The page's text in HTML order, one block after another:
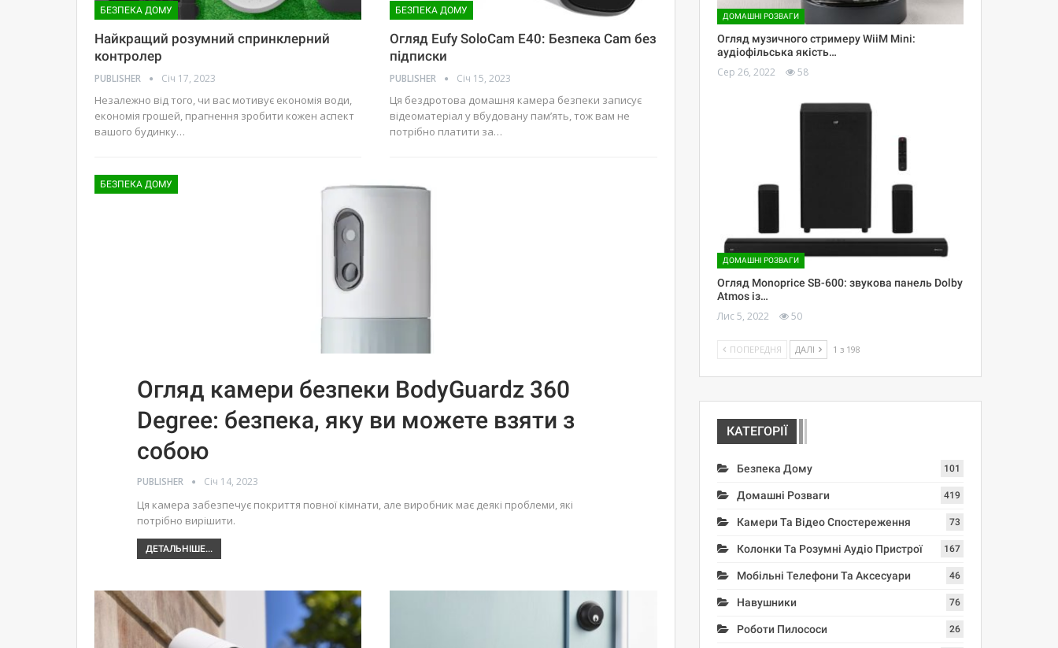
БЕЗПЕКА ДОМУ
Найкращий розумний спринклерний
контролер
PUBLISHER Січ 17, 2023
Незалежно від того, чи вас мотивує економія води,
економія грошей, прагнення зробити кожен аспект
вашого будинку…
БЕЗПЕКА ДОМУ
Огляд Eufy SoloCam E40: Безпека Cam без
підписки
PUBLISHER Січ 15, 2023
Ця бездротова домашня камера безпеки записує
відеоматеріал у вбудовану пам’ять, тож вам не
потрібно платити за…
БЕЗПЕКА ДОМУ
Огляд камери безпеки BodyGuardz 360
Degree: безпека, яку ви можете взяти з
собою
PUBLISHER Січ 14, 2023
Ця камера забезпечує покриття повної кімнати, але виробник має деякі проблеми, які
потрібно вирішити.
ДЕТАЛЬНІШЕ...
ДОМАШНІ РОЗВАГИ
Огляд музичного стримеру WiiM Mini:
аудіофільська якість…
Сер 26, 2022 58
ДОМАШНІ РОЗВАГИ
Огляд Monoprice SB-600: звукова панель Dolby
Atmos із…
Лис 5, 2022 50
ПОПЕРЕДНЯ ДАЛІ 1 з 198
КАТЕГОРІЇ
Безпека Дому 101
Домашні Розваги 419
Камери Та Відео Спостереження 73
Колонки Та Розумні Аудіо Пристрої 167
Мобільні Телефони Та Аксесуари 46
Навушники 76
Роботи Пилососи 26